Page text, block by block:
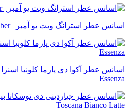
اسانس عطر استرانگ ویت یو آمبر | Stronger With You Amber
Essenza